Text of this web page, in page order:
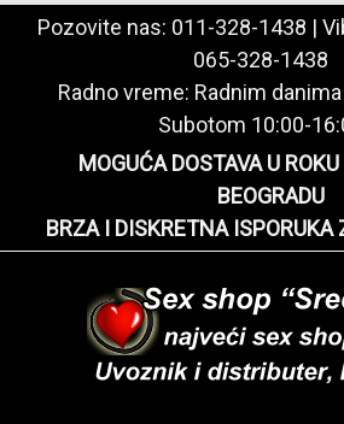
Pozovite nas: 011-328-1438 |
065-328-1438
Radno vreme: Radnim
Subotom 10:00-
MOGUĆA DOSTAVA U
BEOGRADU
BRZA I DISKRETNA ISPORUKA